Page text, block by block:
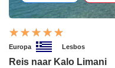
Europa Lesbos
Reis naar Kalo Limani